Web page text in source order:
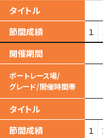
タイトル
節間成績
１
開催期間
ボートレース場/
グレード/開催時間帯
タイトル
節間成績
１